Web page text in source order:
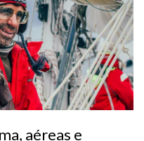
aéreas e